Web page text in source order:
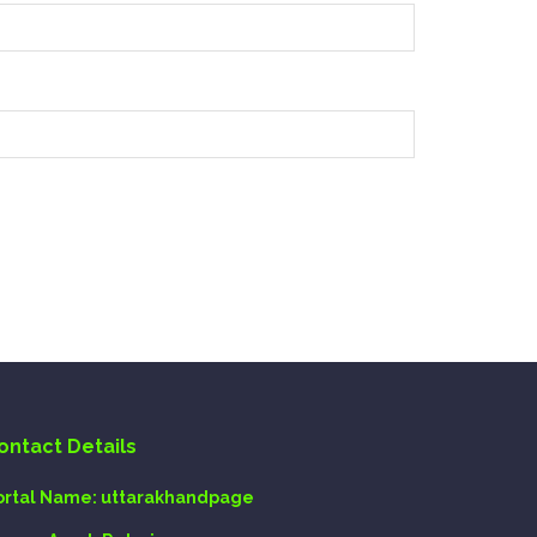
Details
Name: uttarakhandpage